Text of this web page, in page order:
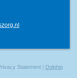
Statement | Dolphiq